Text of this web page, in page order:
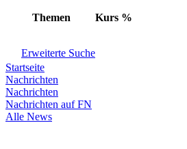
Themen Kurs %
Erweiterte Suche
Startseite
Nachrichten
Nachrichten
Nachrichten auf FN
Alle News